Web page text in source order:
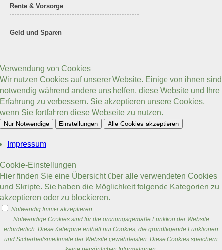
Rente & Vorsorge
Geld und Sparen
Verwendung von Cookies
Wir nutzen Cookies auf unserer Website. Einige von ihnen sind
notwendig während andere uns helfen, diese Website und Ihre
Erfahrung zu verbessern. Sie akzeptieren unsere Cookies,
wenn Sie fortfahren diese Webseite zu nutzen.
Nur Notwendige Einstellungen Alle Cookies akzeptieren
Impressum
Cookie-Einstellungen
Hier finden Sie eine Übersicht über alle verwendeten Cookies
und Skripte. Sie haben die Möglichkeit folgende Kategorien zu
akzeptieren oder zu blockieren.
Notwendig Immer akzeptieren
Notwendige Cookies sind für die ordnungsgemäße Funktion der Website
erforderlich. Diese Kategorie enthält nur Cookies, die grundlegende Funktionen
und Sicherheitsmerkmale der Website gewährleisten. Diese Cookies speichern